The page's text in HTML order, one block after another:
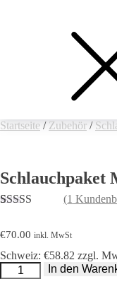
Startseite / Zubehör /
Schlauchpaket
basierend auf
Kundenbewertung
(1
€70.00 inkl. MwSt
Schweiz: €58.82 zzgl.
Schlauchpaket
In den